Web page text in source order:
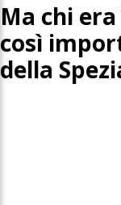
Ma chi
così
della